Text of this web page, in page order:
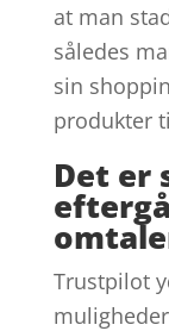
at man
således
sin
produkter
Det er
Trustpilot